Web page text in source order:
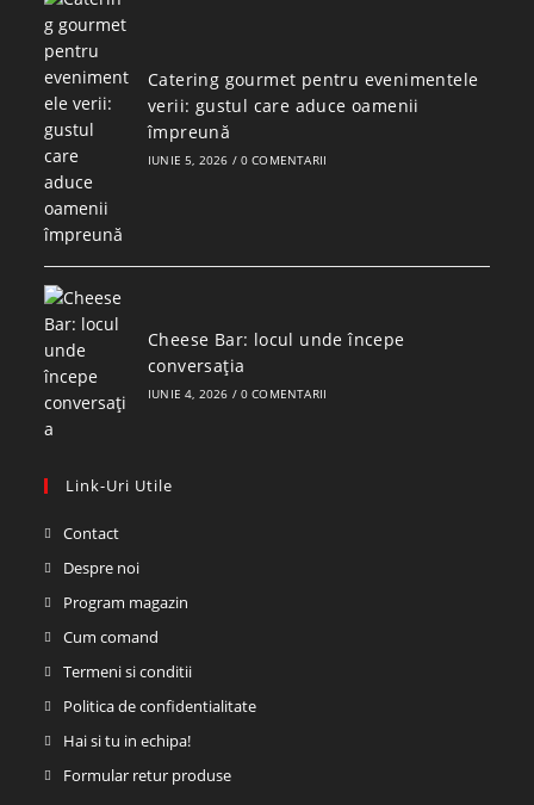
Catering gourmet pentru evenimentele
verii: gustul care aduce oamenii
împreună
IUNIE 5, 2026 / 0 COMENTARII
Cheese Bar: locul unde începe
conversația
IUNIE 4, 2026 / 0 COMENTARII
Link-Uri Utile
Contact
Despre noi
Program magazin
Cum comand
Termeni si conditii
Politica de confidentialitate
Hai si tu in echipa!
Formular retur produse